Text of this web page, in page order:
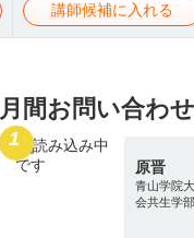
講師候補に入れる
月間お問い合わ
原晋
青山学院
会共生学